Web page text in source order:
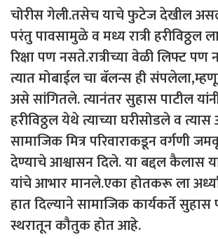
चोरीस गेली.तसेच याचे फुटेज देखील
परंतु पावसामुळे व मध्य रात्री हरीविठ्ठल
रिक्षा पण नसते.रात्रीच्या वेळी लिफ्ट पण
त्यात मोबाईल चा बॅलन्स ही
असे सांगितले. त्यानंतर सुहास पाटील
हरीविठ्ठल येथे त्याच्या घरीसोडले व
सामाजिक मित्र परिवाराकडून वर्गणी
देण्याचे आश्वासन दिले. या बद्दल कैलास
यांचे आभार मानले.एका होतकरू ला अर्ध्या
हात दिल्याने सामाजिक कार्यकर्ते सुहास
स्थरातून कौतुक होत आहे.